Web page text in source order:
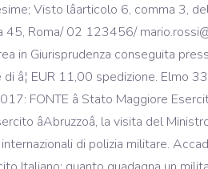
Visto lâarticolo 6, comma 3,
45, Roma/ 02 123456/
in Giurisprudenza conseguita
â¦ EUR 11,00 spedizione. Elmo
â Stato Maggiore
âAbruzzoâ, la visita del
internazionali di polizia militare.